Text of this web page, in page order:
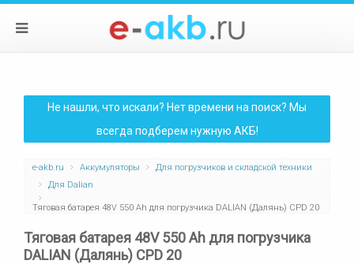
Не нашли, что искали? Нет времени на поиск? Мы
всегда подберем нужную АКБ!
e-akb.ru Аккумуляторы
Для погрузчиков и складской техники
Для Dalian
Тяговая батарея 48V 550 Ah для погрузчика DALIAN (Далянь) CPD 20
Тяговая батарея 48V 550 Ah для погрузчика
DALIAN (Далянь) CPD 20